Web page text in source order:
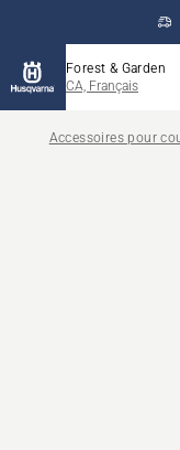
Forest & Garden
CA, Français
Accessoires pour